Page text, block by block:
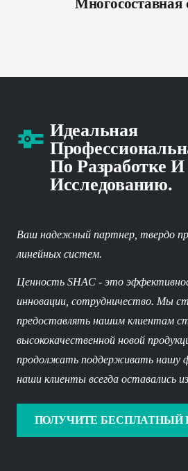
Идеальная
По Разработке И
Исследованию.
Ваш надежный партнер, твердо
линейных систем.
Ценность SHAC - это
инновации, сотрудничество. Мы
предоставлять нашим клиентам
высококачественной новой
продолжать поддерживать нашу
наши клиенты всегда оставались
ПОЛУЧИТЕ БЕСПЛАТНЫЙ